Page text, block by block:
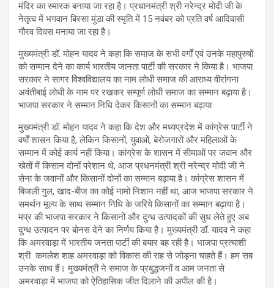
मंदिर का स्मारक बनाया जा रहा है। प्रधानमंत्री श्री नरेन्द्र मोदी जी के
नेतृत्व में भगवान बिरसा मुंडा की स्मृति में 15 नवंबर को प्रति वर्ष आदिवासी
गौरव दिवस मनाया जा रहा है।
मुख्यमंत्री डॉ. मोहन यादव ने कहा कि समाज के सभी वर्गों एवं उनके महापुरुषों
को सम्मान देने का कार्य भारतीय जानता पार्टी की सरकार ने किया है। भाजपा
सरकार ने सागर विश्वविद्यालय का नाम लोधी समाज की आराध्य वीरांगना
अवंतीबाई लोधी के नाम पर रखकर सम्पूर्ण लोधी समाज का सम्मान बढ़ाया है।
भाजपा सरकार ने सम्मान निधि देकर किसानों का सम्मान बढ़ाया
मुख्यमंत्री डॉ. मोहन यादव ने कहा कि देश और मध्यप्रदेश में कांग्रेस पार्टी ने
वर्षों शासन किया है, लेकिन किसानों, युवाओं, बेरोजगारों और महिलाओं के
सम्मान में कोई कार्य नहीं किया। कांग्रेस के शासन में सीमाओं पर जवान और
खेतों में किसान दोनों परेशान थे, आज प्रधनमंत्री श्री नरेन्द्र मोदी जी ने
सेना के जवानों और किसानों दोनों का सम्मान बढ़ाया है। कांग्रेस शासन में
बिजली गुल, खाद-बीज का कोई नामो निशान नहीं था, आज भाजपा सरकार ने
समर्थन मूल्य के साथ सम्मान निधि के जरिये किसानों का सम्मान बढ़ाया है।
मप्र की भाजपा सरकार ने किसानों और दुग्ध उत्पादकों की सुध लेते हुए अब
दुग्ध उत्पादन पर बोनस देने का निर्णय किया है। मुख्यमंत्री डॉ. यादव ने कहा
कि अमरवाड़ा में भारतीय जनता पार्टी की बयार बह रही है। भाजपा प्रत्याशी
श्री कमलेश शाह अमरवाड़ा को विकास की राह से जोड़ना चाहते हैं। हम सब
उनके साथ हैं। मुख्यमंत्री ने समाज के प्रबुद्धजनों व आम जनता से
अमरवाड़ा में भाजपा को ऐतिहासिक जीत दिलाने की अपील की है।